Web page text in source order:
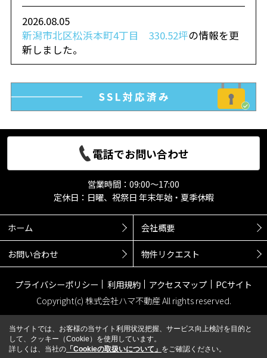
2026.08.05
新潟市北区松浜本町4丁目 330.52坪の情報を更
新しました。
電話でお問い合わせ
営業時間：09:00～17:00
定休日：日曜、祝祭日 年末年始・夏季休暇
ホーム 会社概要
お問い合わせ 物件リクエスト
プライバシーポリシー 利用規約 アクセスマップ
PCサイト
Copyright(c) 株式会社ハマ不動産 All rights reserved.
当サイトでは、お客様の当サイト利用状況把握、サービス向上検討を目的と
して、クッキー（Cookie）を使用しています。
詳しくは、当社の 「Cookieの取扱いについて」 をご確認ください。